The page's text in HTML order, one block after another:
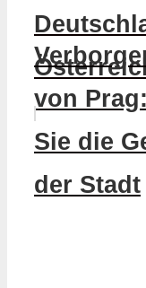
von
Sie die
der Stadt